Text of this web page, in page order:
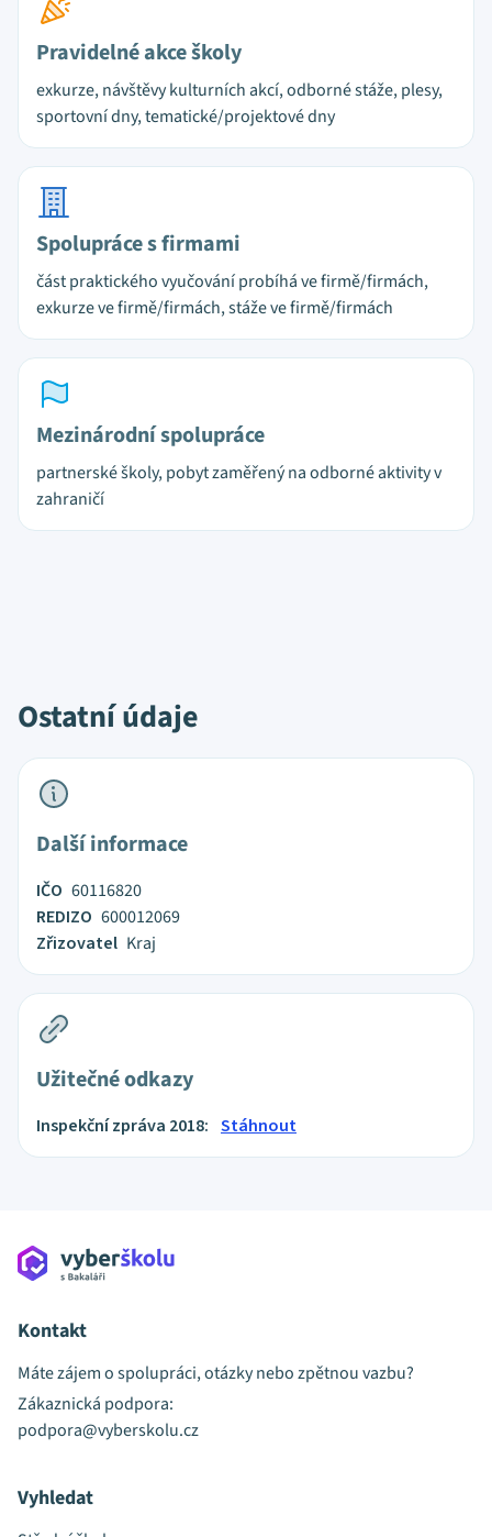
Pravidelné akce školy
exkurze, návštěvy kulturních akcí, odborné stáže, plesy,
sportovní dny, tematické/projektové dny
Spolupráce s firmami
část praktického vyučování probíhá ve firmě/firmách,
exkurze ve firmě/firmách, stáže ve firmě/firmách
Mezinárodní spolupráce
partnerské školy, pobyt zaměřený na odborné aktivity v
zahraničí
Ostatní údaje
Další informace
IČO 60116820
REDIZO 600012069
Zřizovatel Kraj
Užitečné odkazy
Inspekční zpráva 2018: Stáhnout
Kontakt
Máte zájem o spolupráci, otázky nebo zpětnou vazbu?
Zákaznická podpora:
podpora@vyberskolu.cz
Vyhledat